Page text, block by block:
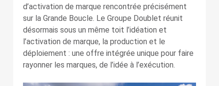
d’activation de marque rencontrée précisément
sur la Grande Boucle. Le Groupe Doublet réunit
désormais sous un même toit l’idéation et
l’activation de marque, la production et le
déploiement : une offre intégrée unique pour faire
rayonner les marques, de l’idée à l’exécution.